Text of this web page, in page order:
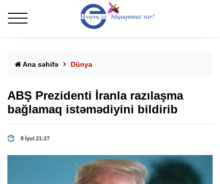
Ana səhifə Dünya
ABŞ Prezidenti İranla razılaşma
bağlamaq istəmədiyini bildirib
8 İyul 21:27